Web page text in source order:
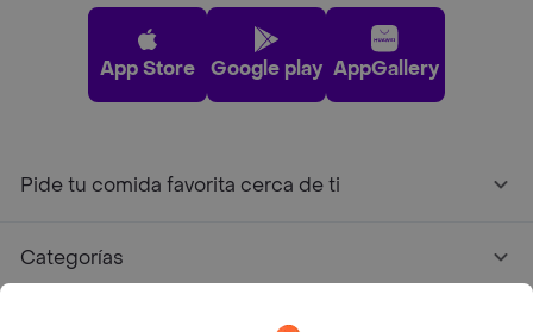
App Store Google play AppGallery
Pide tu comida favorita cerca de ti
Categorías